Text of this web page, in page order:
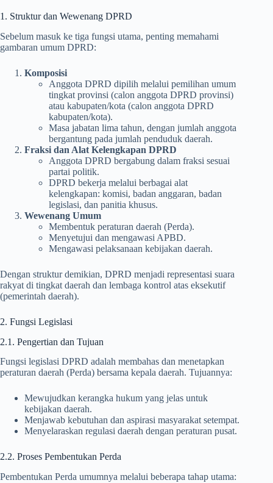
1. Struktur dan Wewenang DPRD
Sebelum masuk ke tiga fungsi utama, penting memahami
gambaran umum DPRD:
Komposisi
Anggota DPRD dipilih melalui pemilihan umum
tingkat provinsi (calon anggota DPRD provinsi)
atau kabupaten/kota (calon anggota DPRD
kabupaten/kota).
Masa jabatan lima tahun, dengan jumlah anggota
bergantung pada jumlah penduduk daerah.
Fraksi dan Alat Kelengkapan DPRD
Anggota DPRD bergabung dalam fraksi sesuai
partai politik.
DPRD bekerja melalui berbagai alat
kelengkapan: komisi, badan anggaran, badan
legislasi, dan panitia khusus.
Wewenang Umum
Membentuk peraturan daerah (Perda).
Menyetujui dan mengawasi APBD.
Mengawasi pelaksanaan kebijakan daerah.
Dengan struktur demikian, DPRD menjadi representasi suara
rakyat di tingkat daerah dan lembaga kontrol atas eksekutif
(pemerintah daerah).
2. Fungsi Legislasi
2.1. Pengertian dan Tujuan
Fungsi legislasi DPRD adalah membahas dan menetapkan
peraturan daerah (Perda) bersama kepala daerah. Tujuannya:
Mewujudkan kerangka hukum yang jelas untuk
kebijakan daerah.
Menjawab kebutuhan dan aspirasi masyarakat setempat.
Menyelaraskan regulasi daerah dengan peraturan pusat.
2.2. Proses Pembentukan Perda
Pembentukan Perda umumnya melalui beberapa tahap utama: